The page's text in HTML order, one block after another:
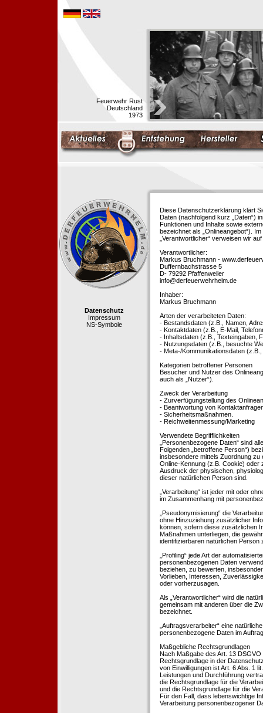
Feuerwehr Rust
Deutschland
1973
Datenschutz
Impressum
NS-Symbole
Diese Datenschutzerklärung klärt
Daten (nachfolgend kurz „Daten“)
Funktionen und Inhalte sowie
bezeichnet als „Onlineangebot“).
„Verantwortlicher“ verweisen wir
Verantwortlicher:
Markus Bruchmann -
Duffernbachstrasse 5
D- 79292 Pfaffenweiler
info@derfeuerwehrhelm.de
Inhaber:
Markus Bruchmann
Arten der verarbeiteten Daten:
- Bestandsdaten (z.B., Namen,
- Kontaktdaten (z.B., E-Mail,
- Inhaltsdaten (z.B., Texteingaben,
- Nutzungsdaten (z.B., besuchte
- Meta-/Kommunikationsdaten
Kategorien betroffener Personen
Besucher und Nutzer des
auch als „Nutzer“).
Zweck der Verarbeitung
- Zurverfügungstellung des
- Beantwortung von
- Sicherheitsmaßnahmen.
- Reichweitenmessung/Marketing
Verwendete Begrifflichkeiten
„Personenbezogene Daten“ sind
Folgenden „betroffene Person“)
insbesondere mittels Zuordnung zu
Online-Kennung (z.B. Cookie) oder
Ausdruck der physischen,
dieser natürlichen Person sind.
„Verarbeitung“ ist jeder mit oder
im Zusammenhang mit
„Pseudonymisierung“ die
ohne Hinzuziehung zusätzlicher
können, sofern diese zusätzlichen
Maßnahmen unterliegen, die
identifizierbaren natürlichen Person
„Profiling“ jede Art der
personenbezogenen Daten
beziehen, zu bewerten,
Vorlieben, Interessen,
oder vorherzusagen.
Als „Verantwortlicher“ wird die
gemeinsam mit anderen über die
bezeichnet.
„Auftragsverarbeiter“ eine
personenbezogene Daten im
Maßgebliche Rechtsgrundlagen
Nach Maßgabe des Art. 13
Rechtsgrundlage in der
von Einwilligungen ist Art. 6 Abs. 1
Leistungen und Durchführung
die Rechtsgrundlage für die
und die Rechtsgrundlage für die
Für den Fall, dass lebenswichtige
Verarbeitung personenbezogener